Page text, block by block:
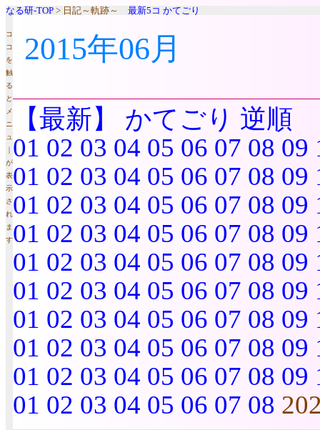
なる研-TOP > 日記～軌跡～ 最新5コ かてごり
コ
コ
を
触
る
と
メ
ニ
ュ
｜
が
表
示
さ
れ
ま
す
2015年06月
【最新】 かてごり 逆順
01 02 03 04 05 06 07 08 09
01 02 03 04 05 06 07 08 09
01 02 03 04 05 06 07 08 09
01 02 03 04 05 06 07 08 09
01 02 03 04 05 06 07 08 09
01 02 03 04 05 06 07 08 09
01 02 03 04 05 06 07 08 09
01 02 03 04 05 06 07 08 09
01 02 03 04 05 06 07 08 09
01 02 03 04 05 06 07 08